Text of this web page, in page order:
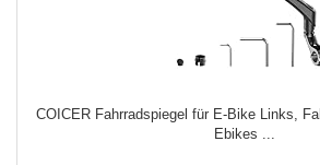
COICER Fahrradspiegel für E-Bike Links,
Ebikes ...